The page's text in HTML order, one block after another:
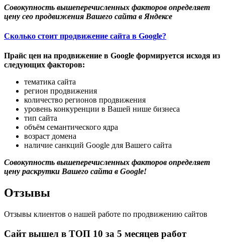
Совокупность вышеперечисленных факторов определяет
цену сео продвижения Вашего сайта в Яндексе
Сколько стоит продвижение сайта в Google?
Прайс цен на продвижение в Google формируется исходя из
следующих факторов:
тематика сайта
регион продвижения
количество регионов продвижения
уровень конкуренции в Вашей нише бизнеса
тип сайта
объём семантического ядра
возраст домена
наличие санкций Google для Вашего сайта
Совокупность вышеперечисленных факторов определяет
цену раскрутки Вашего сайта в Google!
Отзывы
Отзывы клиентов о нашей работе по продвижению сайтов
Сайт вышел в ТОП 10 за 5 месяцев работ